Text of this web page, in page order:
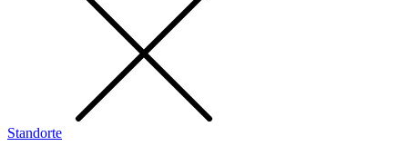
Standorte